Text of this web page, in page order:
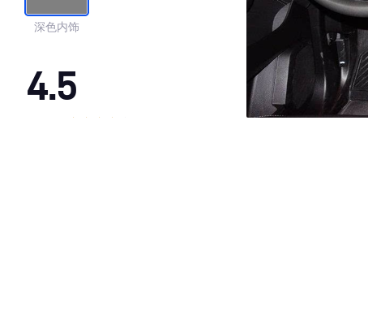
深色内饰
4.5